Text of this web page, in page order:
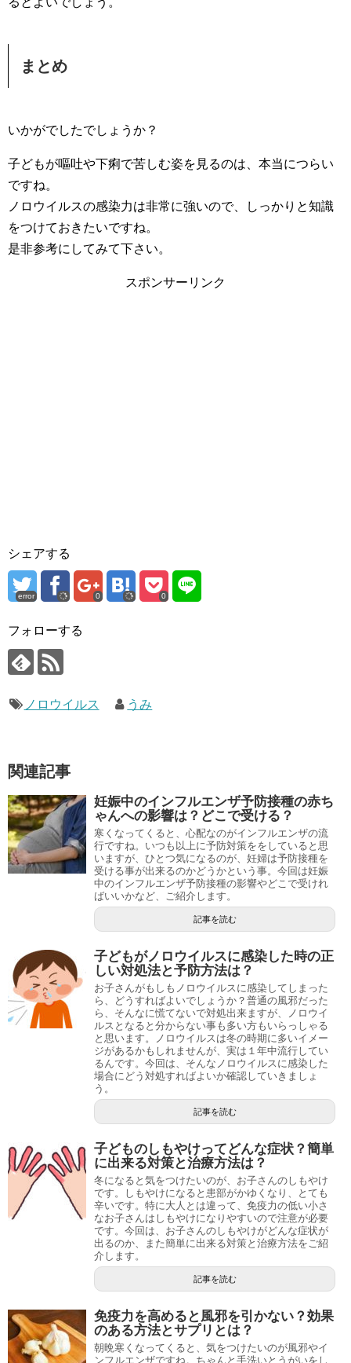
まとめ
いかがでしたでしょうか？
子どもが嘔吐や下痢で苦しむ姿を見るのは、本当につらい
ですね。
ノロウイルスの感染力は非常に強いので、しっかりと知識
をつけておきたいですね。
是非参考にしてみて下さい。
スポンサーリンク
シェアする
error 0 0
フォローする
ノロウイルス うみ
関連記事
妊娠中のインフルエンザ予防接種の赤ち
ゃんへの影響は？どこで受ける？
寒くなってくると、心配なのがインフルエンザの流
行ですね。いつも以上に予防対策ををしていると思
いますが、ひとつ気になるのが、妊婦は予防接種を
受ける事が出来るのかどうかという事。今回は妊娠
中のインフルエンザ予防接種の影響やどこで受けれ
ばいいかなど、ご紹介します。
記事を読む
子どもがノロウイルスに感染した時の正
しい対処法と予防方法は？
お子さんがもしもノロウイルスに感染してしまった
ら、どうすればよいでしょうか？普通の風邪だった
ら、そんなに慌てないで対処出来ますが、ノロウイ
ルスとなると分からない事も多い方もいらっしゃる
と思います。ノロウイルスは冬の時期に多いイメー
ジがあるかもしれませんが、実は１年中流行してい
るんです。今回は、そんなノロウイルスに感染した
場合にどう対処すればよいか確認していきましょ
う。
記事を読む
子どものしもやけってどんな症状？簡単
に出来る対策と治療方法は？
冬になると気をつけたいのが、お子さんのしもやけ
です。しもやけになると患部がかゆくなり、とても
辛いです。特に大人とは違って、免疫力の低い小さ
なお子さんはしもやけになりやすいので注意が必要
です。今回は、お子さんのしもやけがどんな症状が
出るのか、また簡単に出来る対策と治療方法をご紹
介します。
記事を読む
免疫力を高めると風邪を引かない？効果
のある方法とサプリとは？
朝晩寒くなってくると、気をつけたいのが風邪やイ
ンフルエンザですね。ちゃんと手洗いとうがいをし